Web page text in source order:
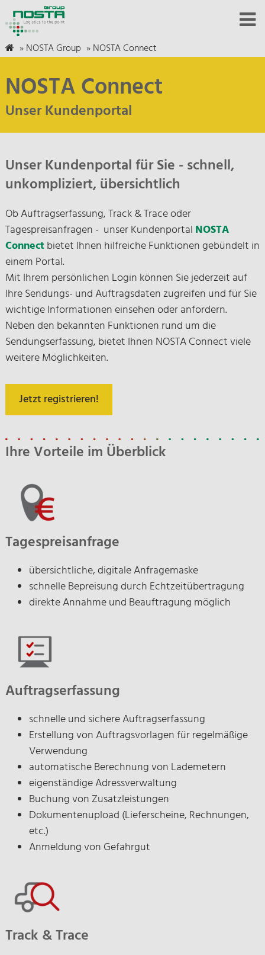
»NOSTA Group »NOSTA Connect
NOSTA Connect
Unser Kundenportal
Unser Kundenportal für Sie - schnell,
unkompliziert, übersichtlich
Ob Auftragserfassung, Track & Trace oder
Tagespreisanfragen - unser Kundenportal NOSTA
Connectbietet Ihnen hilfreiche Funktionen gebündelt in
einem Portal.
Mit Ihrem persönlichen Login können Sie jederzeit auf
Ihre Sendungs- und Auftragsdaten zugreifen und für Sie
wichtige Informationen einsehen oder anfordern.
Neben den bekannten Funktionen rund um die
Sendungserfassung, bietet Ihnen NOSTA Connect viele
weitere Möglichkeiten.
Jetzt registrieren!
Ihre Vorteile im Überblick
Tagespreisanfrage
übersichtliche, digitale Anfragemaske
schnelle Bepreisung durch Echtzeitübertragung
direkte Annahme und Beauftragung möglich
Auftragserfassung
schnelle und sichere Auftragserfassung
Erstellung von Auftragsvorlagen für regelmäßige
Verwendung
automatische Berechnung von Lademetern
eigenständige Adressverwaltung
Buchung von Zusatzleistungen
Dokumentenupload (Lieferscheine, Rechnungen,
etc.)
Anmeldung von Gefahrgut
Track & Trace